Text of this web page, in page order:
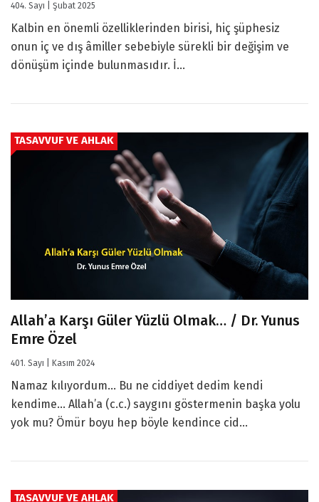
404. Sayı | Şubat 2025
Kalbin en önemli özelliklerinden birisi, hiç şüphesiz
onun iç ve dış âmiller sebebiyle sürekli bir değişim ve
dönüşüm içinde bulunmasıdır. İ...
TASAVVUF VE AHLAK
Allah’a Karşı Güler Yüzlü Olmak… / Dr. Yunus
Emre Özel
401. Sayı | Kasım 2024
Namaz kılıyordum… Bu ne ciddiyet dedim kendi
kendime… Allah’a (c.c.) saygını göstermenin başka yolu
yok mu? Ömür boyu hep böyle kendince cid...
TASAVVUF VE AHLAK